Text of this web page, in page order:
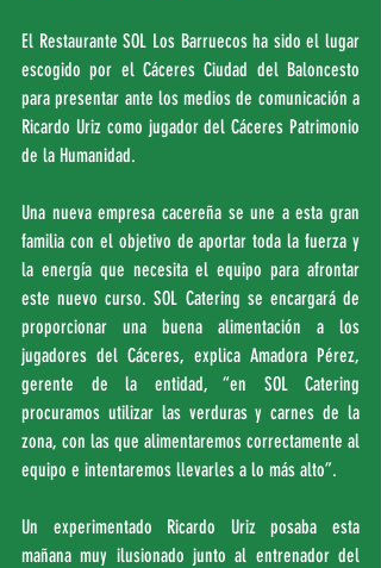
El Restaurante SOL Los Barruecos ha sido el lugar
escogido por el Cáceres Ciudad del Baloncesto
para presentar ante los medios de comunicación a
Ricardo Uriz como jugador del Cáceres Patrimonio
de la Humanidad.
Una nueva empresa cacereña se une a esta gran
familia con el objetivo de aportar toda la fuerza y
la energía que necesita el equipo para afrontar
este nuevo curso. SOL Catering se encargará de
proporcionar una buena alimentación a los
jugadores del Cáceres, explica Amadora Pérez,
gerente de la entidad, “en SOL Catering
procuramos utilizar las verduras y carnes de la
zona, con las que alimentaremos correctamente al
equipo e intentaremos llevarles a lo más alto”.
Un experimentado Ricardo Uriz posaba esta
mañana muy ilusionado junto al entrenador del